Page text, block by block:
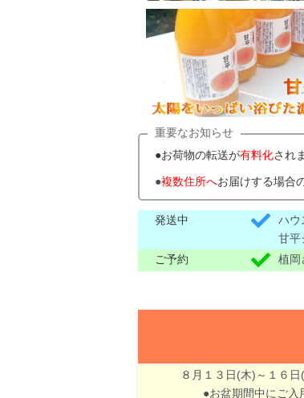
重要なお知らせ
●お荷物の転送が有料化され
●複数住所へお届けする場合
発送中 ハウ
甘平
ご予約
植岡
８月１３日(木)～１６
●お盆期間中にご入用